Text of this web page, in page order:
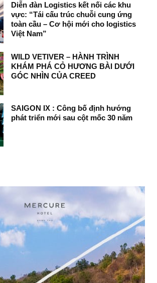
Diễn đàn Logistics kết nối các khu
vực: “Tái cấu trúc chuỗi cung ứng
toàn cầu – Cơ hội mới cho logistics
Việt Nam”
WILD VETIVER – HÀNH TRÌNH
KHÁM PHÁ CỎ HƯƠNG BÀI DƯỚI
GÓC NHÌN CỦA CREED
SAIGON IX : Công bố định hướng
phát triển mới sau cột mốc 30 năm